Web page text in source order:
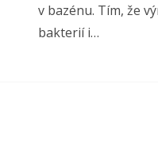
v bazénu. Tím, že
bakterií i…